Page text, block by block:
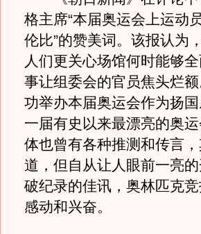
格主席“本届奥运会上运动
伦比”的赞美词。该报认为
人们更关心场馆何时能够
事让组委会的官员焦头烂
功举办本届奥运会作为扬
一届有史以来最漂亮的奥
体也曾有各种推测和传言
道，但自从让人眼前一亮
破纪录的佳讯，奥林匹克
感动和兴奋。